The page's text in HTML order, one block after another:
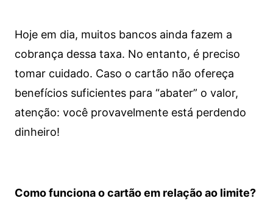
Hoje em dia, muitos bancos ainda fazem a
cobrança dessa taxa. No entanto, é preciso
tomar cuidado. Caso o cartão não ofereça
benefícios suficientes para “abater” o valor,
atenção: você provavelmente está perdendo
dinheiro!
Como funciona o cartão em relação ao limite?